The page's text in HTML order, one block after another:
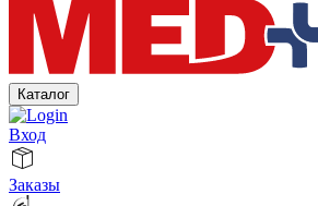
Каталог
Вход
Заказы